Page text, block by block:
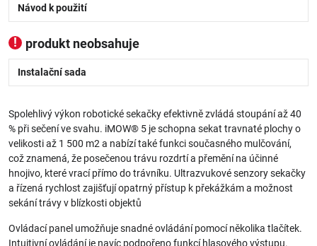
Návod k použití
produkt neobsahuje
Instalační sada
Spolehlivý výkon robotické sekačky efektivně zvládá stoupání až 40
% při sečení ve svahu. iMOW® 5 je schopna sekat travnaté plochy o
velikosti až 1 500 m2 a nabízí také funkci současného mulčování,
což znamená, že posečenou trávu rozdrtí a přemění na účinné
hnojivo, které vrací přímo do trávníku. Ultrazvukové senzory sekačky
a řízená rychlost zajišťují opatrný přístup k překážkám a možnost
sekání trávy v blízkosti objektů
Ovládací panel umožňuje snadné ovládání pomocí několika tlačítek.
Intuitivní ovládání je navíc podpořeno funkcí hlasového výstupu.